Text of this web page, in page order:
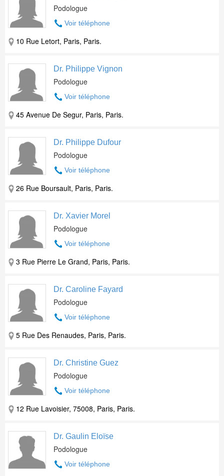
Podologue
Voir téléphone
10 Rue Letort, Paris, Paris.
Dr. Philippe Vignon
Podologue
Voir téléphone
45 Avenue De Segur, Paris, Paris.
Dr. Philippe Dufour
Podologue
Voir téléphone
26 Rue Boursault, Paris, Paris.
Dr. Xavier Morel
Podologue
Voir téléphone
3 Rue Pierre Le Grand, Paris, Paris.
Dr. Caroline Fayard
Podologue
Voir téléphone
5 Rue Des Renaudes, Paris, Paris.
Dr. Christine Guez
Podologue
Voir téléphone
12 Rue Lavoisier, 75008, Paris, Paris.
Dr. Gaulin Eloïse
Podologue
Voir téléphone